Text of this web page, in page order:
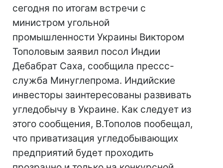
сегодня по итогам встречи с
министром угольной
промышленности Украины Виктором
Тополовым заявил посол Индии
Дебабрат Саха, сообщила прессс-
служба Минуглепрома. Индийские
инвесторы заинтересованы развивать
угледобычу в Украине. Как следует из
этого сообщения, В.Тополов пообещал,
что приватизация угледобывающих
предприятий будет проходить